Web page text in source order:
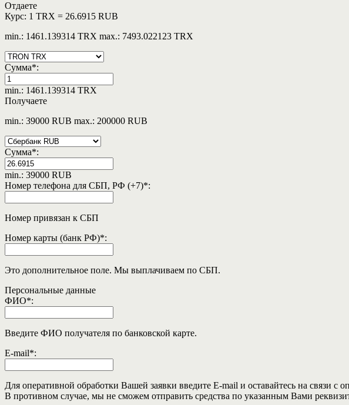
Отдаете
Курс: 1 TRX = 26.6915 RUB
min.: 1461.139314 TRX max.: 7493.022123 TRX
Сумма*:
min.: 1461.139314 TRX
Получаете
min.: 39000 RUB max.: 200000 RUB
Сумма*:
min.: 39000 RUB
Номер телефона для СБП, РФ (+7)*:
Номер привязан к СБП
Номер карты (банк РФ)*:
Это дополнительное поле. Мы выплачиваем по СБП.
Персональные данные
ФИО*:
Введите ФИО получателя по банковской карте.
E-mail*:
Для оперативной обработки Вашей заявки введите E-mail и оставайтесь на связи с
В противном случае, мы не сможем отправить средства по указанным Вами